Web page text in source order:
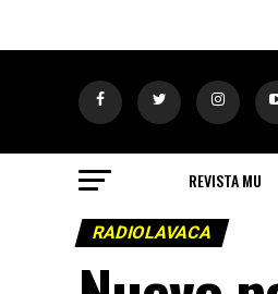
REVISTA MU
RADIOLAVACA